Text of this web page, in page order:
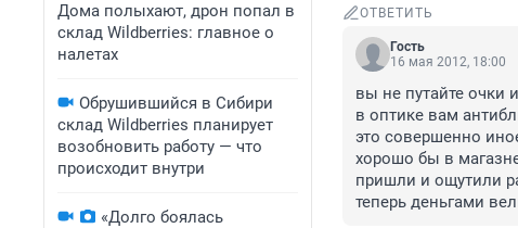
Дома полыхают, дрон попал в
склад Wildberries: главное о
налетах
Обрушившийся в Сибири
склад Wildberries планирует
возобновить работу — что
происходит внутри
«Долго боялась
ОТВЕТИТЬ
Гость
16 мая 2012, 18:00
вы не путайте очки
в оптике вам
это совершенно
хорошо бы в
пришли и ощутили
теперь деньгами